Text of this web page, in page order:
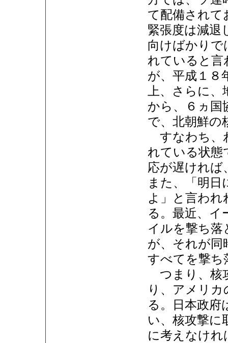
て配備されて
緊張度は減退
向けばかりで
れていると言
が、平成１８
上、さらに
から、６ヵ国
で、北朝鮮の
すなわち、
れている状態
応が遅ければ
また、「明
よ」と言わ
る。最近、イ
イルを撃ち落
が、それが同
すべてを撃ち
つまり、核
り、アメリ
る。日本政府
い、核攻撃に
に考えなけ